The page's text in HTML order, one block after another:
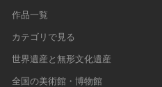
作品一覧
カテゴリで見る
世界遺産と無形文化遺産
全国の美術館・博物館